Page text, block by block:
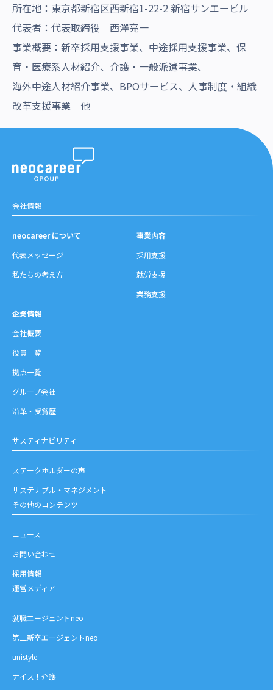
所在地：東京都新宿区西新宿1-22-2 新宿サンエービル
代表者：代表取締役 西澤亮一
事業概要：新卒採用支援事業、中途採用支援事業、保
育・医療系人材紹介、介護・一般派遣事業、
海外中途人材紹介事業、BPOサービス、人事制度・組織
改革支援事業 他
会社情報
neocareer について
代表メッセージ
私たちの考え方
事業内容
採用支援
就労支援
業務支援
企業情報
会社概要
役員一覧
拠点一覧
グループ会社
沿革・受賞歴
サスティナビリティ
ステークホルダーの声
サステナブル・マネジメント
その他のコンテンツ
ニュース
お問い合わせ
採用情報
運営メディア
就職エージェントneo
第二新卒エージェントneo
unistyle
ナイス！介護